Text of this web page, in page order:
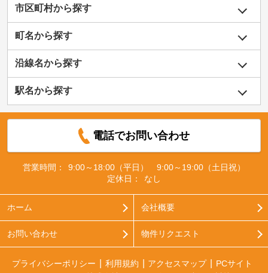
市区町村から探す
町名から探す
沿線名から探す
駅名から探す
電話でお問い合わせ
営業時間：
9:00～18:00（平日） 9:00～19:00（土日祝）
定休日：
なし
ホーム 会社概要
お問い合わせ 物件リクエスト
プライバシーポリシー 利用規約 アクセスマップ
PCサイト